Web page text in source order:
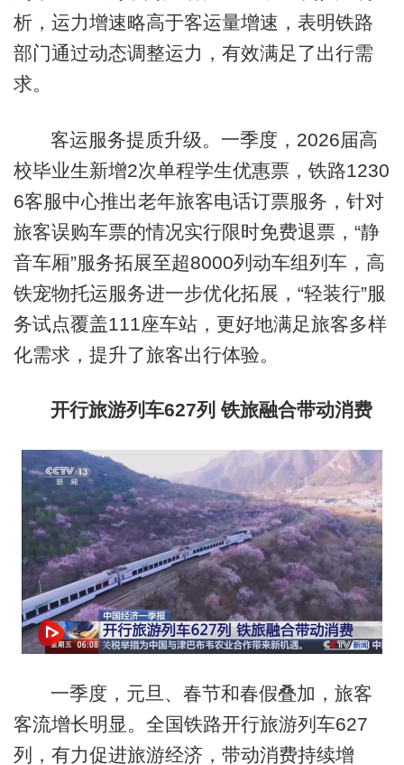
析，运力增速略高于客运量增速，表明铁路
部门通过动态调整运力，有效满足了出行需
求。
客运服务提质升级。一季度，2026届高
校毕业生新增2次单程学生优惠票，铁路1230
6客服中心推出老年旅客电话订票服务，针对
旅客误购车票的情况实行限时免费退票，“静
音车厢”服务拓展至超8000列动车组列车，高
铁宠物托运服务进一步优化拓展，“轻装行”服
务试点覆盖111座车站，更好地满足旅客多样
化需求，提升了旅客出行体验。
开行旅游列车627列 铁旅融合带动消费
一季度，元旦、春节和春假叠加，旅客
客流增长明显。全国铁路开行旅游列车627
列，有力促进旅游经济，带动消费持续增